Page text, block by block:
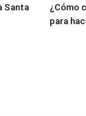
Santa
¿Cómo
para